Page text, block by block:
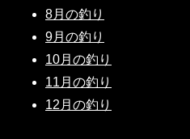
8月の釣り
9月の釣り
10月の釣り
11月の釣り
12月の釣り